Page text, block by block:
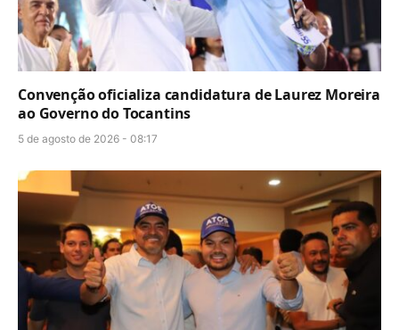
Convenção oficializa candidatura de Laurez Moreira
ao Governo do Tocantins
5 de agosto de 2026 - 08:17